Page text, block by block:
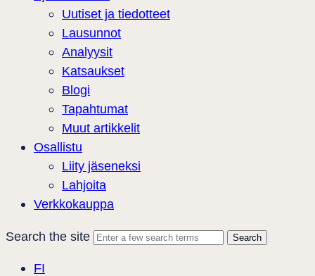
Uutiset ja tiedotteet
Lausunnot
Analyysit
Katsaukset
Blogi
Tapahtumat
Muut artikkelit
Osallistu
Liity jäseneksi
Lahjoita
Verkkokauppa
Search the site
FI